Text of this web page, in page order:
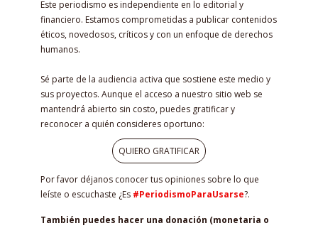
Este periodismo es independiente en lo editorial y
financiero. Estamos comprometidas a publicar contenidos
éticos, novedosos, críticos y con un enfoque de derechos
humanos.
Sé parte de la audiencia activa que sostiene este medio y
sus proyectos. Aunque el acceso a nuestro sitio web se
mantendrá abierto sin costo, puedes gratificar y
reconocer a quién consideres oportuno:
QUIERO GRATIFICAR
Por favor déjanos conocer tus opiniones sobre lo que
leíste o escuchaste ¿Es #PeriodismoParaUsarse?.
También puedes hacer una donación (monetaria o